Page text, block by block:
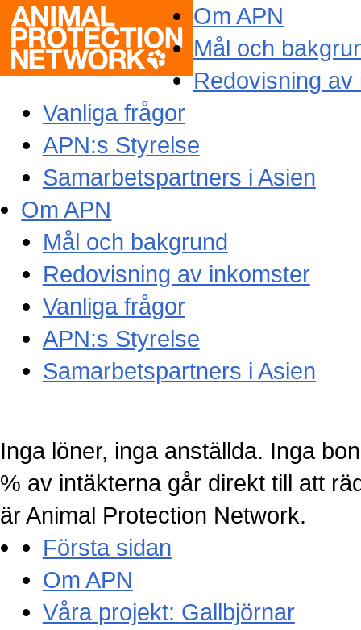
Om APN
Mål och
Redovisning av
Vanliga frågor
APN:s Styrelse
Samarbetspartners i Asien
Om APN
Mål och bakgrund
Redovisning av inkomster
Vanliga frågor
APN:s Styrelse
Samarbetspartners i Asien
Inga löner, inga anställda. Inga
% av intäkterna går direkt till att
är Animal Protection Network.
Första sidan
Om APN
Våra projekt: Gallbjörnar